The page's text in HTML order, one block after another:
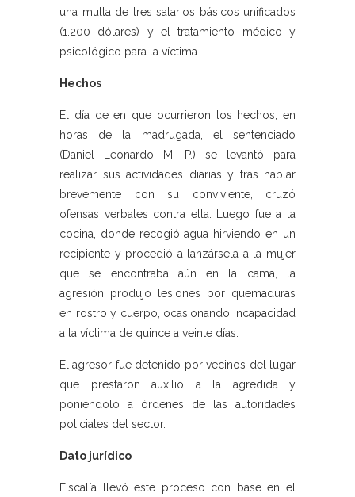
una multa de tres salarios básicos unificados
(1.200 dólares) y el tratamiento médico y
psicológico para la víctima.
Hechos
El día de en que ocurrieron los hechos, en
horas de la madrugada, el sentenciado
(Daniel Leonardo M. P.) se levantó para
realizar sus actividades diarias y tras hablar
brevemente con su conviviente, cruzó
ofensas verbales contra ella. Luego fue a la
cocina, donde recogió agua hirviendo en un
recipiente y procedió a lanzársela a la mujer
que se encontraba aún en la cama, la
agresión produjo lesiones por quemaduras
en rostro y cuerpo, ocasionando incapacidad
a la víctima de quince a veinte días.
El agresor fue detenido por vecinos del lugar
que prestaron auxilio a la agredida y
poniéndolo a órdenes de las autoridades
policiales del sector.
Dato jurídico
Fiscalía llevó este proceso con base en el